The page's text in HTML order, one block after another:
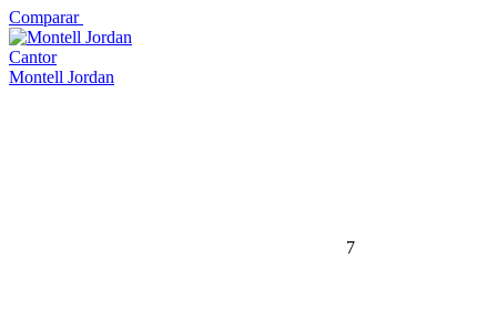
Comparar
Cantor
Montell Jordan
7